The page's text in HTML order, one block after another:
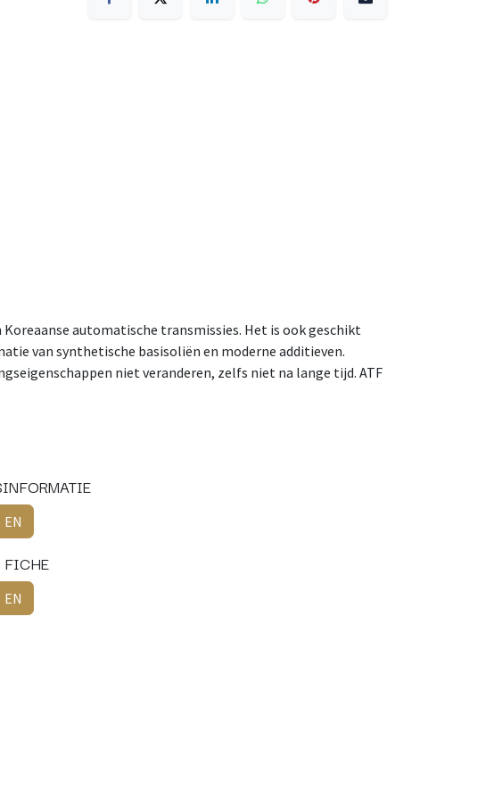
automatische transmissies. Het is ook geschikt
van synthetische basisoliën en moderne additieven.
niet veranderen, zelfs niet na lange tijd. ATF
EN
FICHE
EN